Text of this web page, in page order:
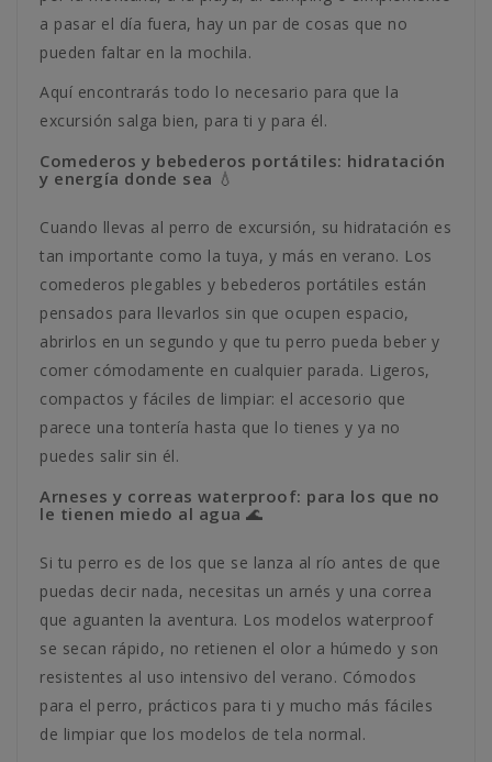
a pasar el día fuera, hay un par de cosas que no
pueden faltar en la mochila.
Aquí encontrarás todo lo necesario para que la
excursión salga bien, para ti y para él.
Comederos y bebederos portátiles: hidratación
y energía donde sea 💧
Cuando llevas al perro de excursión, su hidratación es
tan importante como la tuya, y más en verano. Los
comederos plegables y bebederos portátiles están
pensados para llevarlos sin que ocupen espacio,
abrirlos en un segundo y que tu perro pueda beber y
comer cómodamente en cualquier parada. Ligeros,
compactos y fáciles de limpiar: el accesorio que
parece una tontería hasta que lo tienes y ya no
puedes salir sin él.
Arneses y correas waterproof: para los que no
le tienen miedo al agua 🌊
Si tu perro es de los que se lanza al río antes de que
puedas decir nada, necesitas un arnés y una correa
que aguanten la aventura. Los modelos waterproof
se secan rápido, no retienen el olor a húmedo y son
resistentes al uso intensivo del verano. Cómodos
para el perro, prácticos para ti y mucho más fáciles
de limpiar que los modelos de tela normal.